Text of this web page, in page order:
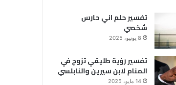
تفسير حلم اني حارس
شخصي
8 يونيو، 2025
تفسير رؤية طليقي تزوج في
المنام لابن سيرين والنابلسي
14 مايو، 2025